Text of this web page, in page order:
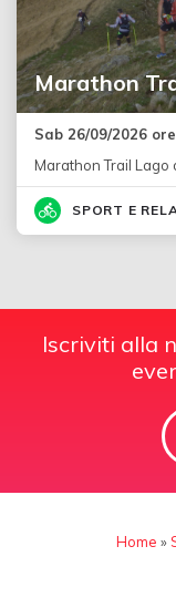
Marathon
Sab 26/09/2026
Marathon Trail Lago
SPORT E
Iscriviti alla
Home »